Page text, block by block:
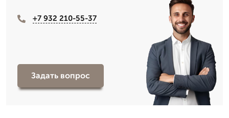
+7 932 210-55-37
Задать вопрос